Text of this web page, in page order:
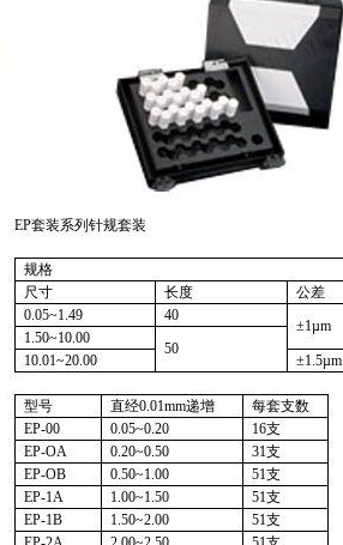
EP套装系列针规套装
规格
尺寸
长度
公差
0.05~1.49
40
±1µm
1.50~10.00
50
10.01~20.00 ±1.5µm
型号 直经0.01mm递增
每套支数
EP-00
0.05~0.20 16支
EP-OA
0.20~0.50 31支
EP-OB
0.50~1.00 51支
EP-1A 1.00~1.50 51支
EP-1B
1.50~2.00 51支